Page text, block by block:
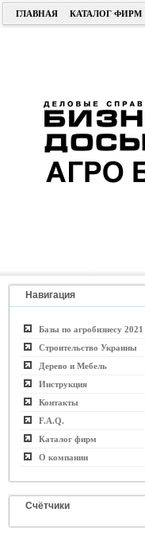
ГЛАВНАЯ КАТАЛОГ ФИРМ
Навигация
Базы по агробизнесу 2021
Строительство Украины
Дерево и Мебель
Инструкция
Контакты
F.A.Q.
Каталог фирм
О компании
Счётчики